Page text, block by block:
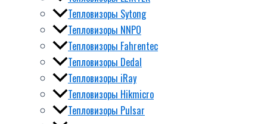
Тепловизоры Sytong
Тепловизоры NNPO
Тепловизоры Fahrentec
Тепловизоры Dedal
Тепловизоры iRay
Тепловизоры Hikmicro
Тепловизоры Pulsar